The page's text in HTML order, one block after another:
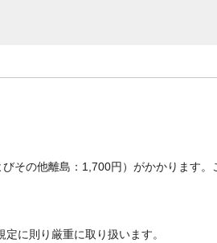
その他離島：1,700円）がかかります
に則り厳重に取り扱います。